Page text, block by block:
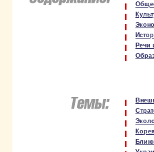
Речи
Корея